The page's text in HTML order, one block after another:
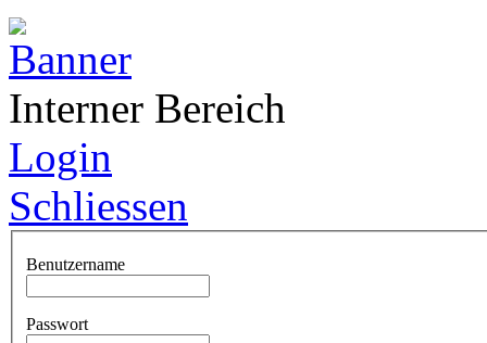
Interner Bereich
Login
Schliessen
Benutzername
Passwort